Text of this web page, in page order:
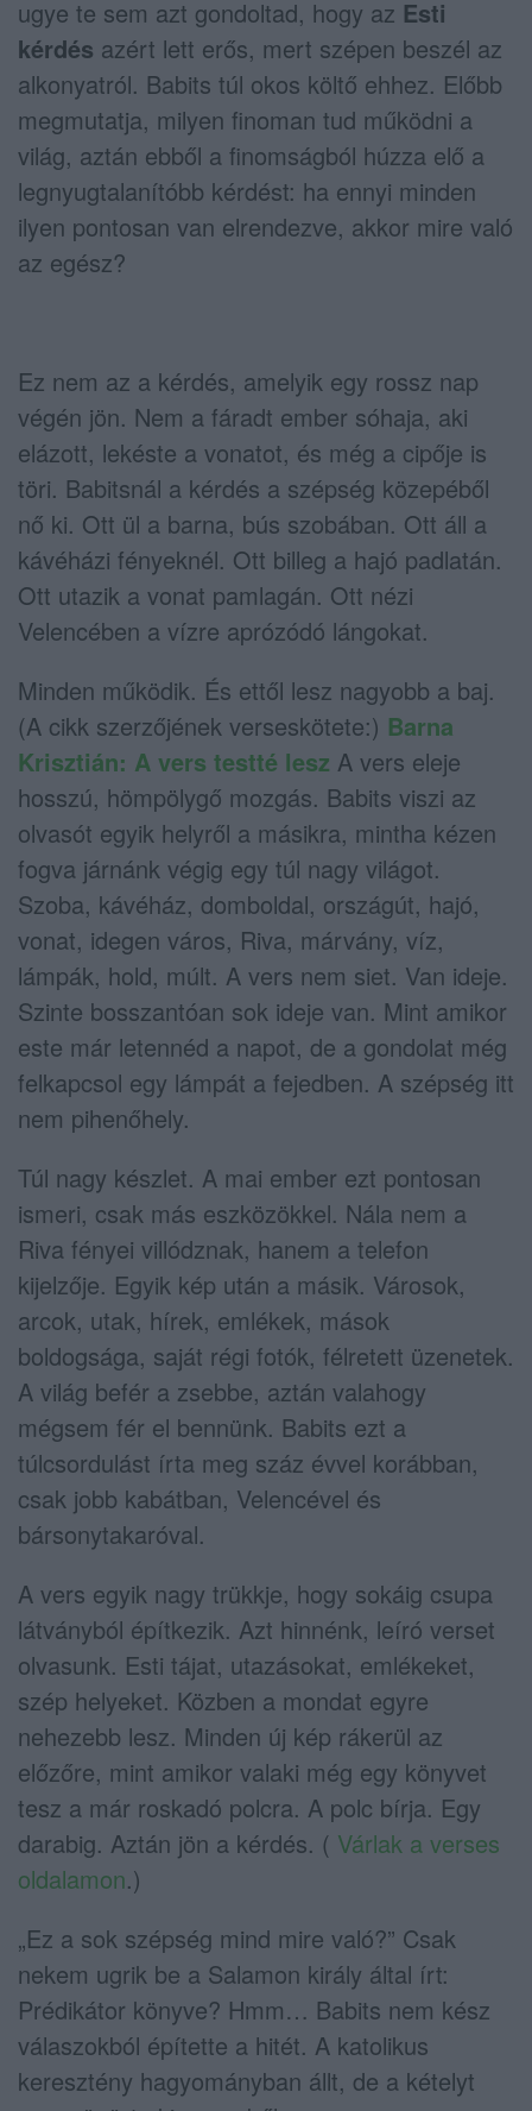
ugye te sem azt gondoltad, hogy az Esti
kérdés azért lett erős, mert szépen beszél az
alkonyatról. Babits túl okos költő ehhez. Előbb
megmutatja, milyen finoman tud működni a
világ, aztán ebből a finomságból húzza elő a
legnyugtalanítóbb kérdést: ha ennyi minden
ilyen pontosan van elrendezve, akkor mire való
az egész?
Ez nem az a kérdés, amelyik egy rossz nap
végén jön. Nem a fáradt ember sóhaja, aki
elázott, lekéste a vonatot, és még a cipője is
töri. Babitsnál a kérdés a szépség közepéből
nő ki. Ott ül a barna, bús szobában. Ott áll a
kávéházi fényeknél. Ott billeg a hajó padlatán.
Ott utazik a vonat pamlagán. Ott nézi
Velencében a vízre aprózódó lángokat.
Minden működik. És ettől lesz nagyobb a baj.
(A cikk szerzőjének verseskötete:) Barna
Krisztián: A vers testté lesz A vers eleje
hosszú, hömpölygő mozgás. Babits viszi az
olvasót egyik helyről a másikra, mintha kézen
fogva járnánk végig egy túl nagy világot.
Szoba, kávéház, domboldal, országút, hajó,
vonat, idegen város, Riva, márvány, víz,
lámpák, hold, múlt. A vers nem siet. Van ideje.
Szinte bosszantóan sok ideje van. Mint amikor
este már letennéd a napot, de a gondolat még
felkapcsol egy lámpát a fejedben. A szépség itt
nem pihenőhely.
Túl nagy készlet. A mai ember ezt pontosan
ismeri, csak más eszközökkel. Nála nem a
Riva fényei villódznak, hanem a telefon
kijelzője. Egyik kép után a másik. Városok,
arcok, utak, hírek, emlékek, mások
boldogsága, saját régi fotók, félretett üzenetek.
A világ befér a zsebbe, aztán valahogy
mégsem fér el bennünk. Babits ezt a
túlcsordulást írta meg száz évvel korábban,
csak jobb kabátban, Velencével és
bársonytakaróval.
A vers egyik nagy trükkje, hogy sokáig csupa
látványból építkezik. Azt hinnénk, leíró verset
olvasunk. Esti tájat, utazásokat, emlékeket,
szép helyeket. Közben a mondat egyre
nehezebb lesz. Minden új kép rákerül az
előzőre, mint amikor valaki még egy könyvet
tesz a már roskadó polcra. A polc bírja. Egy
darabig. Aztán jön a kérdés. ( Várlak a verses
oldalamon.)
„Ez a sok szépség mind mire való?” Csak
nekem ugrik be a Salamon király által írt:
Prédikátor könyve? Hmm… Babits nem kész
válaszokból építette a hitét. A katolikus
keresztény hagyományban állt, de a kételyt